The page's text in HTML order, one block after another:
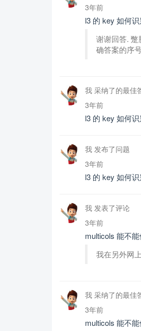
3年前
l3 的 key 如何
谢谢回答.
确答案的序
我 采纳了的最佳
3年前
l3 的 key 如何
我 发布了问题
3年前
l3 的 key 如何
我 发表了评论
3年前
multicols 能不
我在另外网
我 采纳了的最佳
3年前
multicols 能不